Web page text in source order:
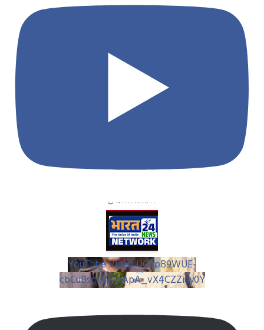
YouTube Video UC4pB9WUE-
cbCuBsnLW7pApA_vX4CZZiay0Y